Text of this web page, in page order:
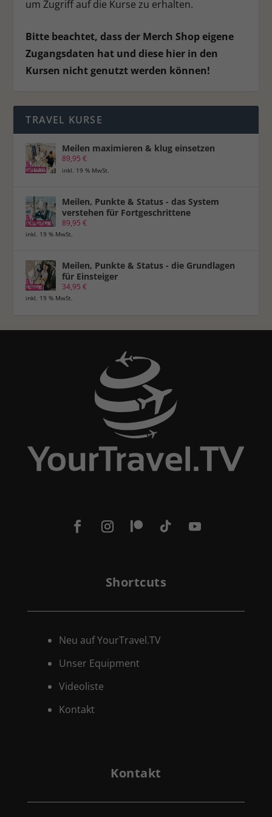
um Zugriff auf die Kurse zu erhalten.
Bitte beachtet, dass der Merch Shop eigene
Zugangsdaten hat und diese hier in den
Kursen nicht genutzt werden können!
TRAVEL KURSE
Meilen maximieren & klug einsetzen
89,95€
inkl. 19 % MwSt.
Meilen, Punkte & Status - das System
verstehen für Fortgeschrittene
89,95€
inkl. 19 % MwSt.
Meilen, Punkte & Status - die Grundlagen
für Einsteiger
34,95€
inkl. 19 % MwSt.
Shortcuts
Neu auf YourTravel.TV
Unser Equipment
Videoliste
Kontakt
Kontakt
Externe Medien (7)
standardmäßig blockiert. Wenn Cookies von externen Medien akzeptiert
werden, bedarf der Zugriff auf diese Inhalte keiner manuellen
Einwilligung mehr.
Cookie-Informationen anzeigen